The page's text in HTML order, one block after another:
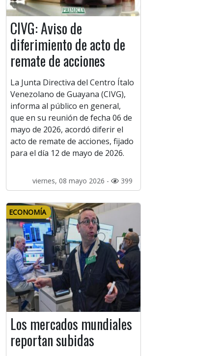
CIVG: Aviso de
diferimiento de acto de
remate de acciones
La Junta Directiva del Centro Ítalo
Venezolano de Guayana (CIVG),
informa al público en general,
que en su reunión de fecha 06 de
mayo de 2026, acordó diferir el
acto de remate de acciones, fijado
para el día 12 de mayo de 2026.
viernes, 08 mayo 2026 - 399
ECONOMÍA
Los mercados mundiales
reportan subidas